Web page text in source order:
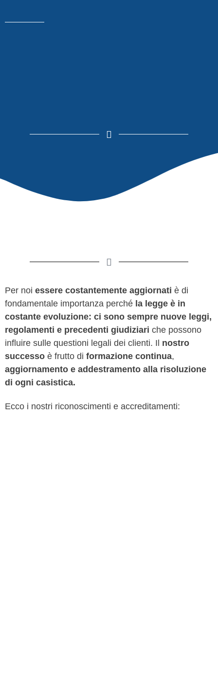
Per noi essere costantemente aggiornati è di
fondamentale importanza perché la legge è in
costante evoluzione: ci sono sempre nuove leggi,
regolamenti e precedenti giudiziari che possono
influire sulle questioni legali dei clienti. Il nostro
successo è frutto di formazione continua,
aggiornamento e addestramento alla risoluzione
di ogni casistica.
Ecco i nostri riconoscimenti e accreditamenti: